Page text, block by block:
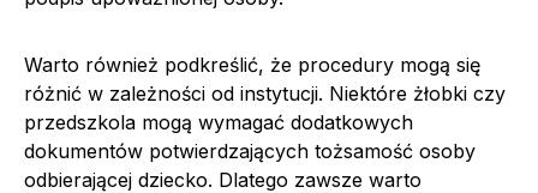
Warto również podkreślić, że procedury mogą się
różnić w zależności od instytucji. Niektóre żłobki czy
przedszkola mogą wymagać dodatkowych
dokumentów potwierdzających tożsamość osoby
odbierającej dziecko. Dlatego zawsze warto